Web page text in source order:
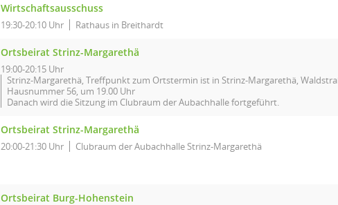
Wirtschaftsausschuss
19:30-20:10 Uhr Rathaus in Breithardt
Ortsbeirat Strinz-Margarethä
19:00-20:15 Uhr
Strinz-Margarethä, Treffpunkt zum Ortstermin ist in Strinz-Margarethä,
Hausnummer 56, um 19.00 Uhr
Danach wird die Sitzung im Clubraum der Aubachhalle fortgeführt.
Ortsbeirat Strinz-Margarethä
20:00-21:30 Uhr Clubraum der Aubachhalle Strinz-Margarethä
Ortsbeirat Burg-Hohenstein